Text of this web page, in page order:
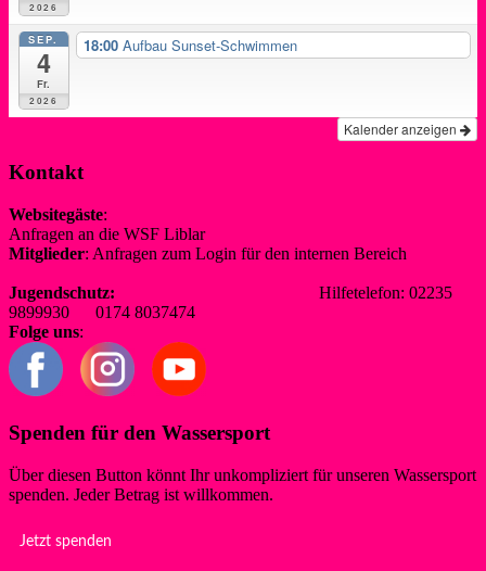
2026
SEP.
4
Fr.
2026
18:00 Aufbau Sunset-Schwimmen
Kalender anzeigen
Kontakt
Websitegäste:
Anfragen an die WSF Liblar
Mitglieder: Anfragen zum Login für den internen Bereich
Jugendschutz:
Hilfetelefon: 02235
9899930 0174 8037474
Folge uns:
Spenden für den Wassersport
Über diesen Button könnt Ihr unkompliziert für unseren Wassersport
spenden. Jeder Betrag ist willkommen.
Jetzt spenden